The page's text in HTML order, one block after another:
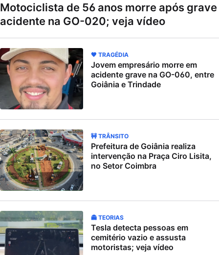
Motociclista de 56 anos morre após grave
acidente na GO-020; veja vídeo
🖤 TRAGÉDIA
Jovem empresário morre em
acidente grave na GO-060, entre
Goiânia e Trindade
🚧 TRÂNSITO
Prefeitura de Goiânia realiza
intervenção na Praça Ciro Lisita,
no Setor Coimbra
👻 TEORIAS
Tesla detecta pessoas em
cemitério vazio e assusta
motoristas; veja vídeo